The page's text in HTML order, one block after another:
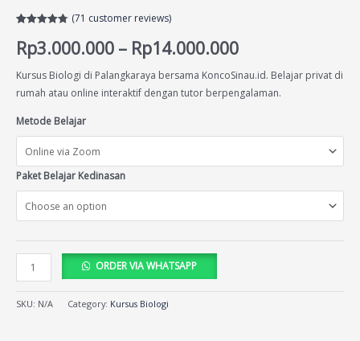
out of 5
based on
customer
ratings
(71 customer reviews)
Rp3.000.000 – Rp14.000.000
Kursus Biologi di Palangkaraya bersama KoncoSinau.id. Belajar privat di
rumah atau online interaktif dengan tutor berpengalaman.
Metode Belajar
Paket Belajar Kedinasan
ORDER VIA WHATSAPP
SKU: N/A Category: Kursus Biologi